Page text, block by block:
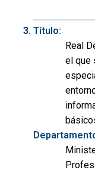
Título:
Real
el que